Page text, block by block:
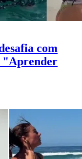
com
"Aprender